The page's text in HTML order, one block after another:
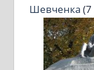
Шевченка (7